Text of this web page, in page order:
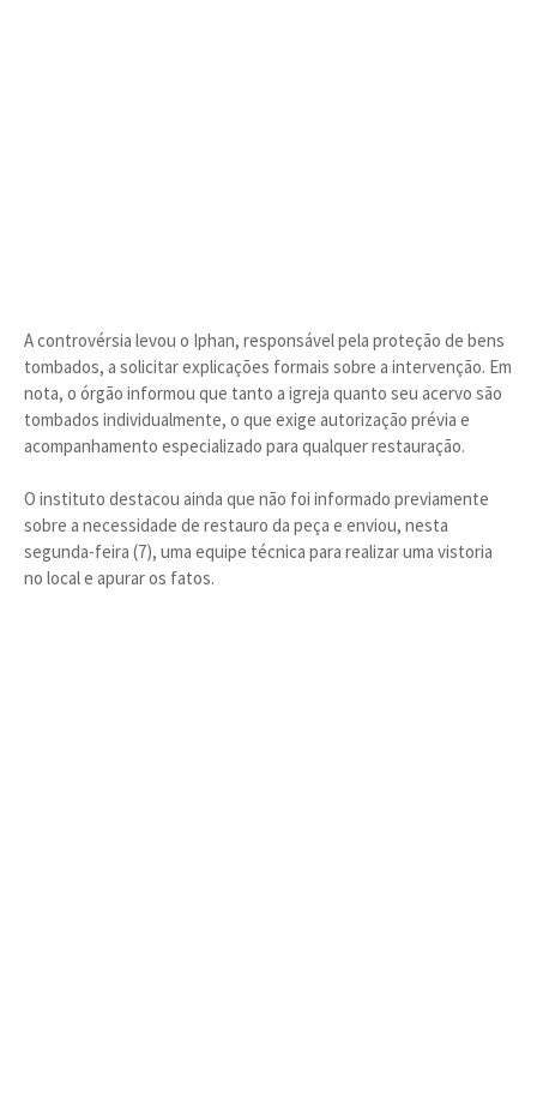
A controvérsia levou o Iphan, responsável pela proteção de bens
tombados, a solicitar explicações formais sobre a intervenção. Em
nota, o órgão informou que tanto a igreja quanto seu acervo são
tombados individualmente, o que exige autorização prévia e
acompanhamento especializado para qualquer restauração.
O instituto destacou ainda que não foi informado previamente
sobre a necessidade de restauro da peça e enviou, nesta
segunda-feira (7), uma equipe técnica para realizar uma vistoria
no local e apurar os fatos.